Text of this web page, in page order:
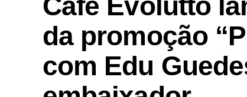
da promoção
com Edu